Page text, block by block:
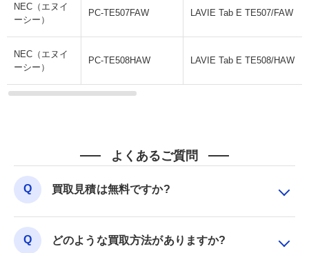
NEC（エヌイ
ーシー）
PC-TE507FAW LAVIE Tab E TE507/FAW
NEC（エヌイ
ーシー）
PC-TE508HAW LAVIE Tab E TE508/HAW
よくあるご質問
買取見積は無料ですか?
どのような買取方法がありますか?